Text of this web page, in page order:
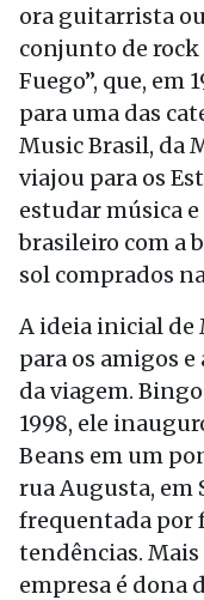
ora guitarrista
conjunto de rock
Fuego”, que, em
para uma das
Music Brasil, da
viajou para os
estudar música
brasileiro com a
sol comprados
A ideia inicial de
para os amigos
da viagem.
1998, ele
Beans em um
rua Augusta, em
frequentada por
tendências. Mais
empresa é dona